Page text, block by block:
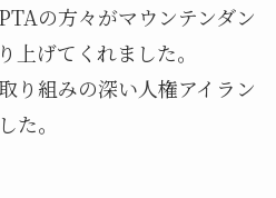
の方々がマウンテンダン
上げてくれました。
り組みの深い人権アイラン
た。